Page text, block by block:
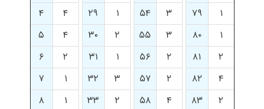
۱
۷۹ ۳ ۵۴ ۱ ۲۹ ۴
۴
۱
۸۰ ۳ ۵۵ ۲ ۳۰ ۴
۵
۲
۸۱ ۲ ۵۶ ۱ ۳۱ ۲
۶
۴
۸۲ ۲ ۵۷ ۳ ۳۲ ۱
۷
۲
۸۳ ۴ ۵۸ ۲ ۳۳ ۱
۸